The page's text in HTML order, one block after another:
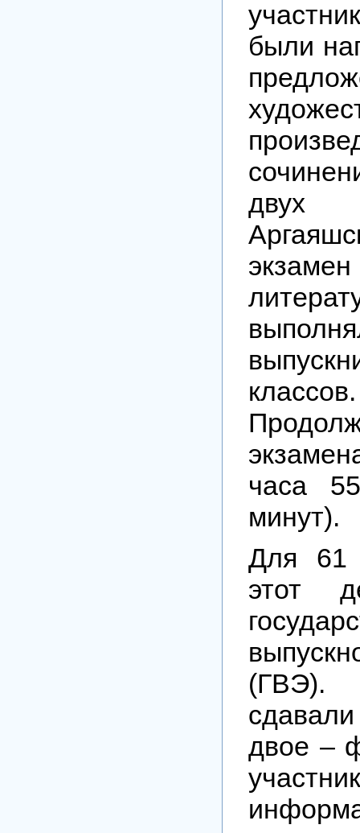
были
классов.
часа
минут).
Для 61
этот
(ГВЭ).
двое –